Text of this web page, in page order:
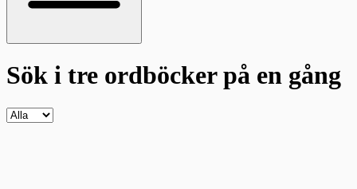
Sök i tre ordböckerpå en gång